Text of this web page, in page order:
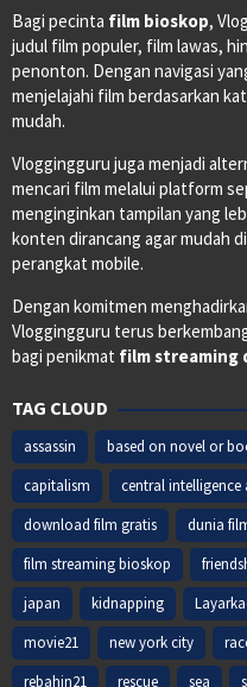
Bagi pecinta film bioskop,
judul film populer, film lawas,
penonton. Dengan navigasi
menjelajahi film berdasarkan
mudah.
Vloggingguru juga menjadi
mencari film melalui platform
menginginkan tampilan yang
konten dirancang agar mudah
perangkat mobile.
Dengan komitmen
Vloggingguru terus
bagi penikmat film streaming
TAG CLOUD
assassin based on novel or
capitalism
central intelligence
download film gratis
dunia
film streaming bioskop
japan
kidnapping
movie21
new york city
rebahin21
rescue sea